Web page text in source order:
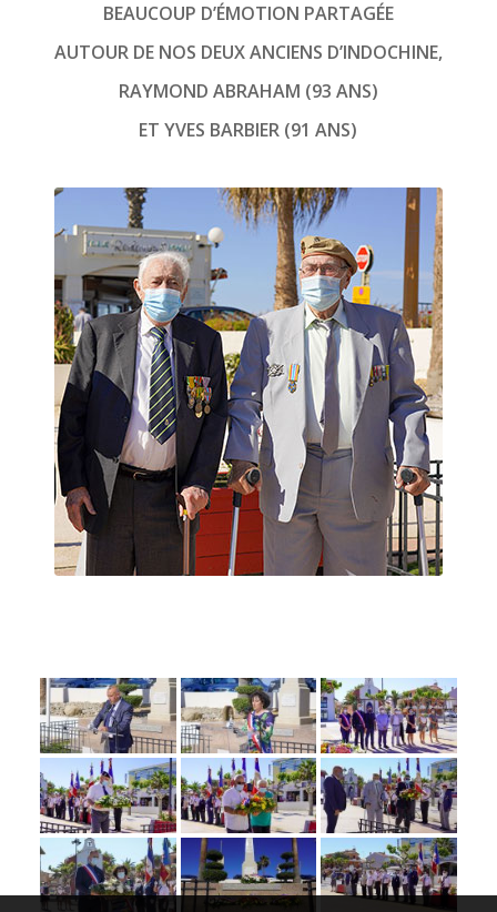
BEAUCOUP D’ÉMOTION PARTAGÉE
AUTOUR DE NOS DEUX ANCIENS D’INDOCHINE,
RAYMOND ABRAHAM (93 ANS)
ET YVES BARBIER (91 ANS)
Yves Barbier et Raymond Abraham
(de gauche à droite)